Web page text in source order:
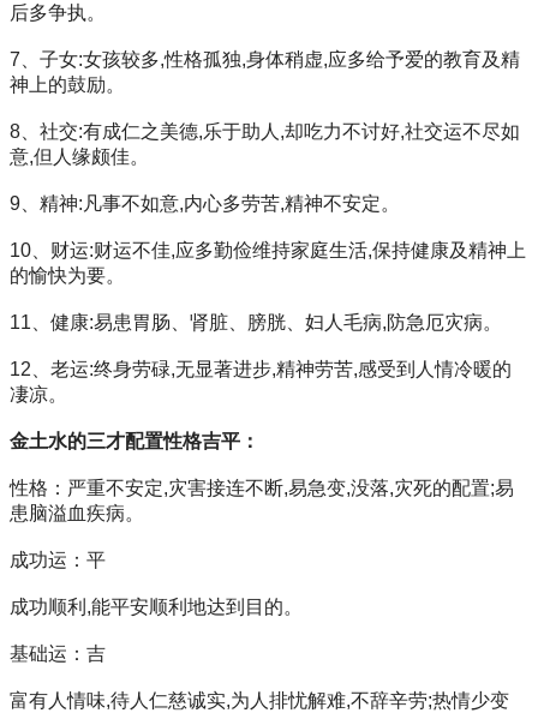
后多争执。
7、子女:女孩较多,性格孤独,身体稍虚,应多给予爱的教育及精
神上的鼓励。
8、社交:有成仁之美德,乐于助人,却吃力不讨好,社交运不尽如
意,但人缘颇佳。
9、精神:凡事不如意,内心多劳苦,精神不安定。
10、财运:财运不佳,应多勤俭维持家庭生活,保持健康及精神上
的愉快为要。
11、健康:易患胃肠、肾脏、膀胱、妇人毛病,防急厄灾病。
12、老运:终身劳碌,无显著进步,精神劳苦,感受到人情冷暖的
凄凉。
金土水的三才配置性格吉平：
性格：严重不安定,灾害接连不断,易急变,没落,灾死的配置;易
患脑溢血疾病。
成功运：平
成功顺利,能平安顺利地达到目的。
基础运：吉
富有人情味,待人仁慈诚实,为人排忧解难,不辞辛劳;热情少变